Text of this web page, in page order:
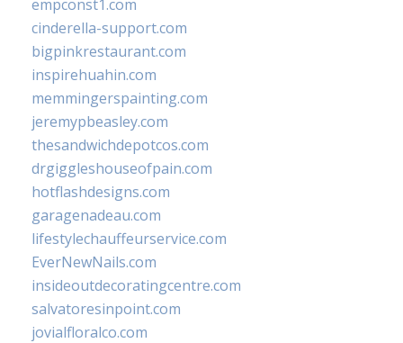
empconst1.com
cinderella-support.com
bigpinkrestaurant.com
inspirehuahin.com
memmingerspainting.com
jeremypbeasley.com
thesandwichdepotcos.com
drgiggleshouseofpain.com
hotflashdesigns.com
garagenadeau.com
lifestylechauffeurservice.com
EverNewNails.com
insideoutdecoratingcentre.com
salvatoresinpoint.com
jovialfloralco.com